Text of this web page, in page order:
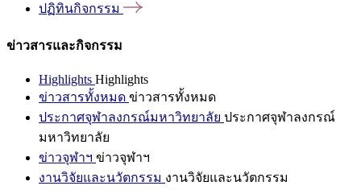
ปฏิทินกิจกรรม
ข่าวสารและกิจกรรม
Highlights Highlights
ข่าวสารทั้งหมด ข่าวสารทั้งหมด
ประกาศจุฬาลงกรณ์มหาวิทยาลัย ประกาศจุฬาลงกรณ์
มหาวิทยาลัย
ข่าวจุฬาฯ ข่าวจุฬาฯ
งานวิจัยและนวัตกรรม งานวิจัยและนวัตกรรม